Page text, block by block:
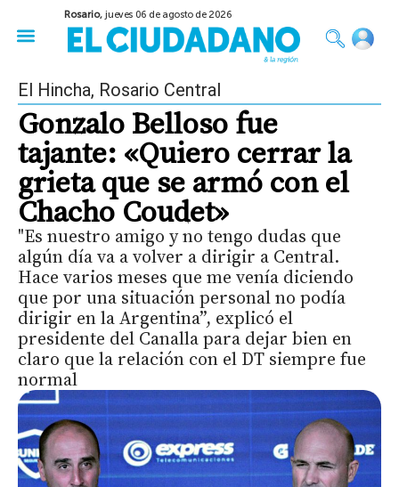
Rosario,jueves 06 de agosto de 2026
El Hincha, Rosario Central
Gonzalo Belloso fue
tajante: «Quiero cerrar la
grieta que se armó con el
Chacho Coudet»
"Es nuestro amigo y no tengo dudas que
algún día va a volver a dirigir a Central.
Hace varios meses que me venía diciendo
que por una situación personal no podía
dirigir en la Argentina”, explicó el
presidente del Canalla para dejar bien en
claro que la relación con el DT siempre fue
normal